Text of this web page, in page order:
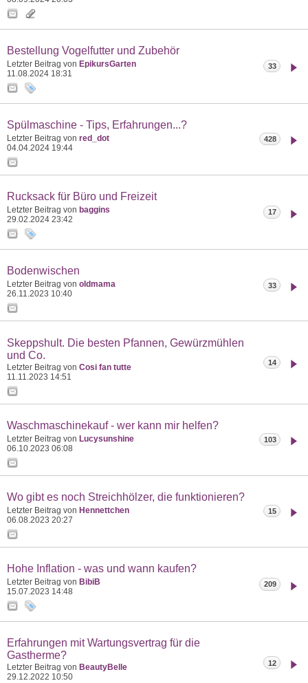
Bestellung Vogelfutter und Zubehör
Letzter Beitrag von EpikursGarten
11.08.2024 18:31
33
Spülmaschine - Tips, Erfahrungen...?
Letzter Beitrag von red_dot
04.04.2024 19:44
428
Rucksack für Büro und Freizeit
Letzter Beitrag von baggins
29.02.2024 23:42
17
Bodenwischen
Letzter Beitrag von oldmama
26.11.2023 10:40
33
Skeppshult. Die besten Pfannen, Gewürzmühlen
und Co.
Letzter Beitrag von Cosi fan tutte
11.11.2023 14:51
14
Waschmaschinekauf - wer kann mir helfen?
Letzter Beitrag von Lucysunshine
06.10.2023 06:08
103
Wo gibt es noch Streichhölzer, die funktionieren?
Letzter Beitrag von Hennettchen
06.08.2023 20:27
15
Hohe Inflation - was und wann kaufen?
Letzter Beitrag von BibiB
15.07.2023 14:48
209
Erfahrungen mit Wartungsvertrag für die
Gastherme?
Letzter Beitrag von BeautyBelle
29.12.2022 10:50
12